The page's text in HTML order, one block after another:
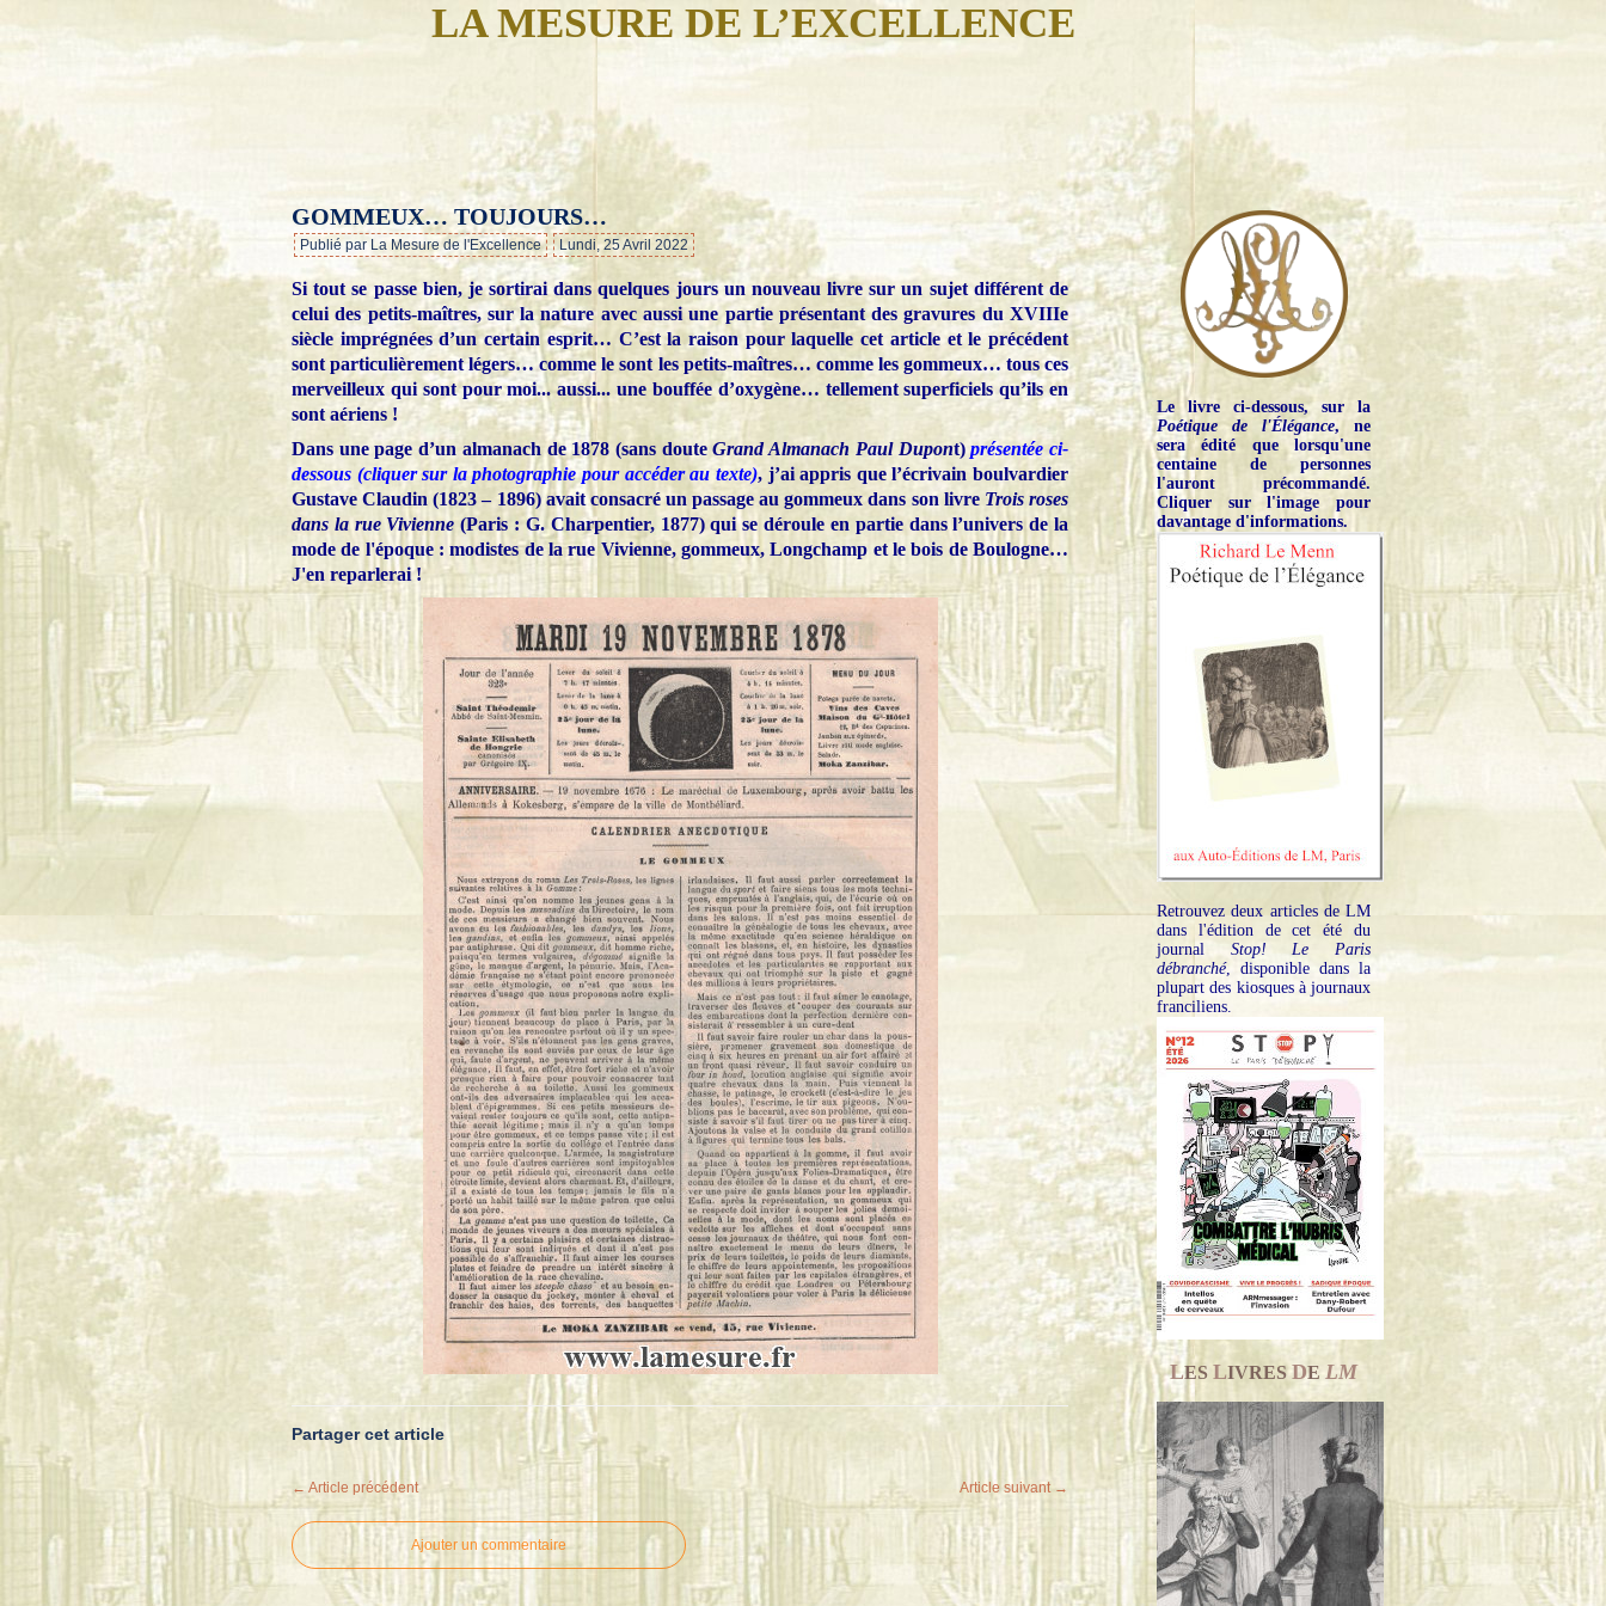
LA MESURE DE L’EXCELLENCE
…
GOMMEUX… TOUJOURS…
Publié par La Mesure de l'Excellence Lundi, 25 Avril 2022
Si tout se passe bien, je sortirai dans quelques jours un nouveau livre sur un sujet différent de
celui des petits-maîtres, sur la nature avec aussi une partie présentant des gravures du XVIIIe
siècle imprégnées d’un certain esprit… C’est la raison pour laquelle cet article et le précédent
sont particulièrement légers… comme le sont les petits-maîtres… comme les gommeux… tous ces
merveilleux qui sont pour moi... aussi... une bouffée d’oxygène… tellement superficiels qu’ils en
sont aériens !
Dans une page d’un almanach de 1878 (sans douteGrand Almanach Paul Dupont) présentée ci-
dessous (cliquer sur la photographie pour accéder au texte), j’ai appris que l’écrivain boulvardier
Gustave Claudin (1823 – 1896) avait consacré un passage au gommeux dans son livre Trois roses
dans la rue Vivienne (Paris : G. Charpentier, 1877) qui se déroule en partie dans l’univers de la
mode de l'époque : modistes de la rue Vivienne, gommeux, Longchamp et le bois de Boulogne…
J'en reparlerai !
Partager cet article
← Article précédent Article suivant →
Ajouter un commentaire
Le livre ci-dessous, sur la
Poétique de l'Élégance, ne
sera édité que lorsqu'une
centaine de personnes
l'auront précommandé.
Cliquer sur l'image pour
davantage d'informations.
Retrouvez deux articles de LM
dans l'édition de cet été du
journal Stop! Le Paris
débranché, disponible dans la
plupart des kiosques à journaux
franciliens.
LES LIVRESDE LM